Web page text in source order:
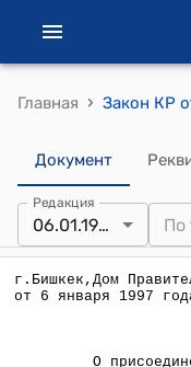
Главная ›
Документ
Редакция
06.01.1997